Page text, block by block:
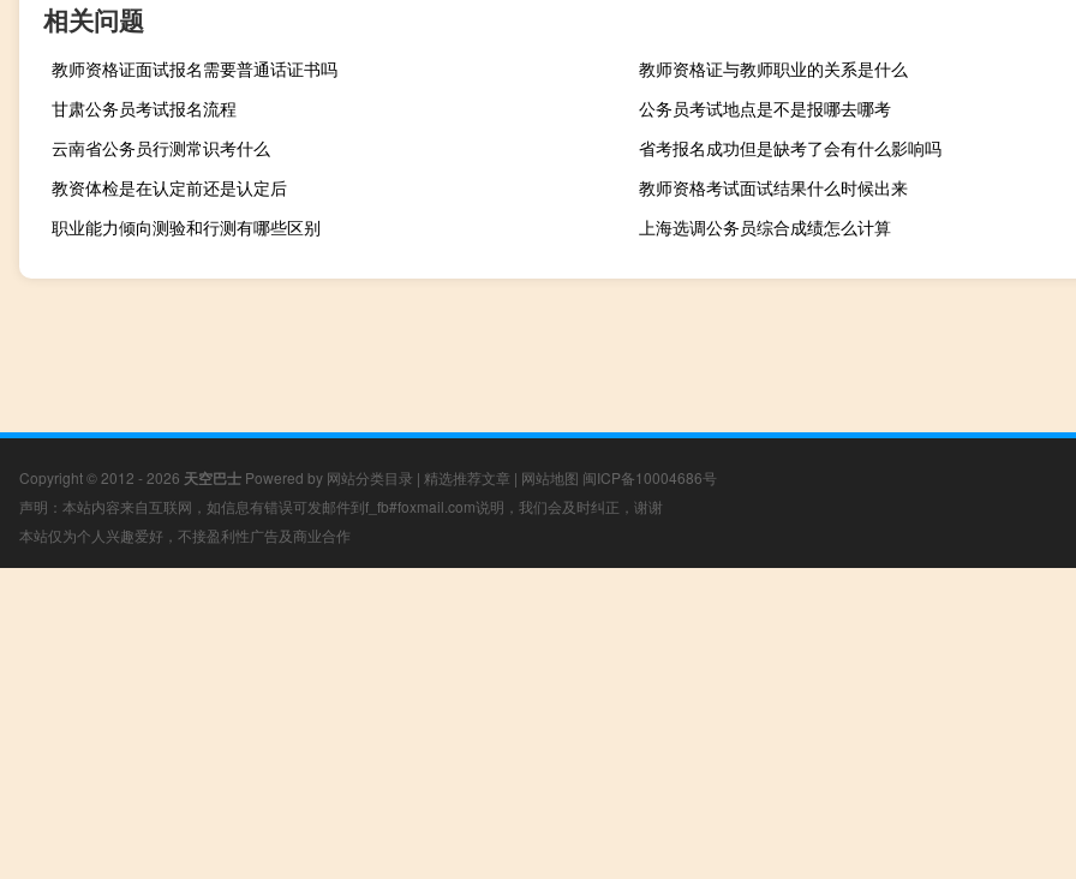
相关问题
教师资格证面试报名需要普通话证书吗
教师资格证与教师职业的关系是什么
甘肃公务员考试报名流程
公务员考试地点是不是报哪去哪考
云南省公务员行测常识考什么
省考报名成功但是缺考了会有什么影响吗
教资体检是在认定前还是认定后
教师资格考试面试结果什么时候出来
职业能力倾向测验和行测有哪些区别
上海选调公务员综合成绩怎么计算
Copyright © 2012 - 2026 天空巴士 Powered by 网站分类目录 | 精选推荐文章 | 网站地图 闽ICP备10004686号
声明：本站内容来自互联网，如信息有错误可发邮件到f_fb#foxmail.com说明，我们会及时纠正，谢谢
本站仅为个人兴趣爱好，不接盈利性广告及商业合作